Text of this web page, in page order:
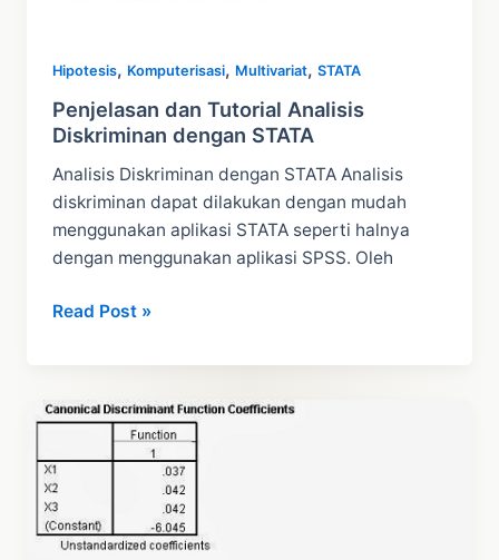
Hipotesis, Komputerisasi, Multivariat,STATA
Penjelasan dan Tutorial Analisis
Diskriminan dengan STATA
Analisis Diskriminan dengan STATA Analisis
diskriminan dapat dilakukan dengan mudah
menggunakan aplikasi STATA seperti halnya
dengan menggunakan aplikasi SPSS. Oleh
Penjelasan
Diskriminan
dengan
STATA
Read Post »